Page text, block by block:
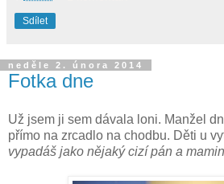
Sdílet
neděle 2. února 2014
Fotka dne
Už jsem ji sem dávala loni. Manžel
přímo na zrcadlo na chodbu. Děti u
vypadáš jako nějaký cizí pán a